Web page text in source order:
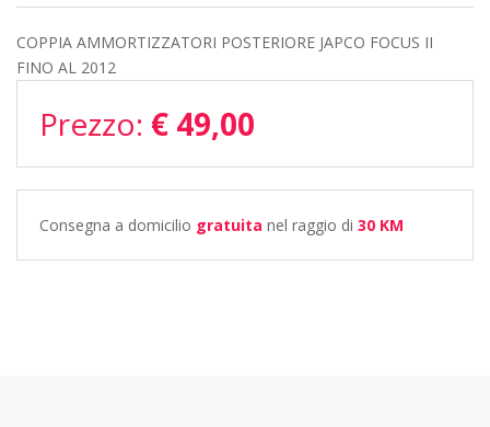
COPPIA AMMORTIZZATORI POSTERIORE JAPCO FOCUS II
FINO AL 2012
Prezzo: € 49,00
Consegna a domicilio gratuita nel raggio di 30 KM